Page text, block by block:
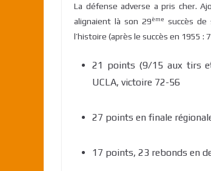
La défense adverse a pris cher.
alignaient là son 29ème succès
l’histoire (après le succès en 1955
21 points (9/15 aux tirs
UCLA, victoire 72-56
27 points en finale
17 points, 23 rebonds en